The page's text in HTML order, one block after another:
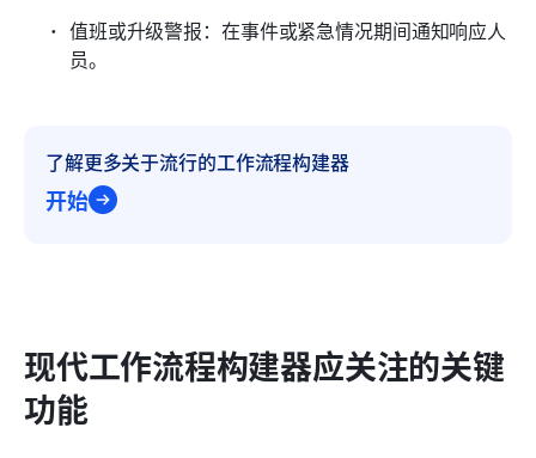
值班或升级警报：在事件或紧急情况期间通知响应人
员。
了解更多关于流行的工作流程构建器
开始
现代工作流程构建器应关注的关键
功能